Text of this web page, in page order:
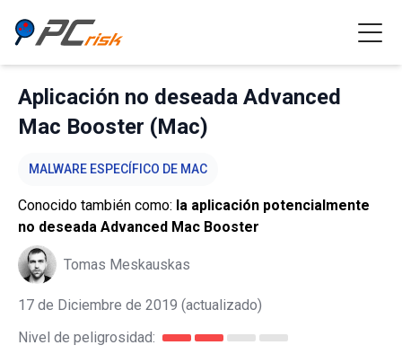
Aplicación no deseada Advanced
Mac Booster (Mac)
MALWARE ESPECÍFICO DE MAC
Conocido también como: la aplicación potencialmente
no deseada Advanced Mac Booster
Tomas Meskauskas
17 de Diciembre de 2019 (actualizado)
Nivel de peligrosidad: